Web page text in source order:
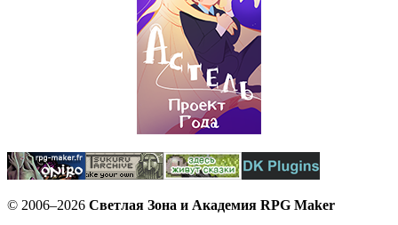
© 2006–2026 Светлая Зона и Академия RPG Maker